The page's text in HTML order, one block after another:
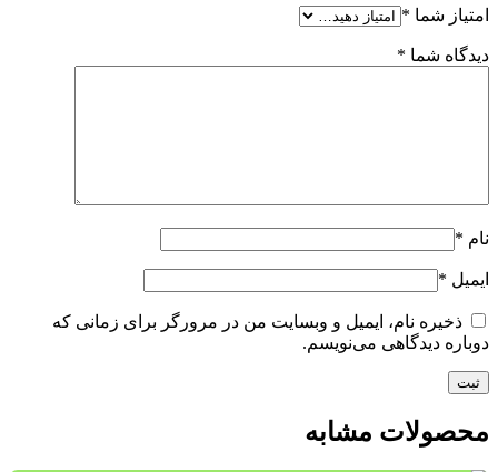
امتیاز شما *
دیدگاه شما *
نام *
ایمیل *
ذخیره نام، ایمیل و وبسایت من در مرورگر برای زمانی که
دوباره دیدگاهی می‌نویسم.
محصولات مشابه